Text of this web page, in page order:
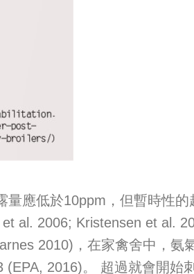
低於10ppm，但暫時性的
al. 2006; Kristensen et al.
2010)，在家禽舍中，氨
2016)。 超過就會開始